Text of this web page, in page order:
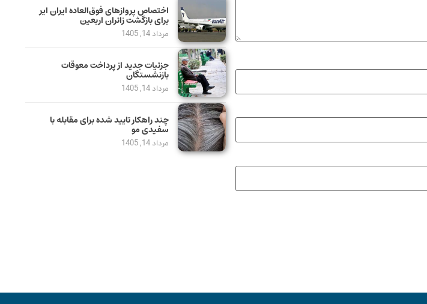
اختصاص پروازهای فوق‌العاده ایران ایر
برای بازگشت زائران اربعین
مرداد 14, 1405
جزئیات جدید از پرداخت معوقات
بازنشستگان
مرداد 14, 1405
چند راهکار تایید شده برای مقابله با
سفیدی مو
مرداد 14, 1405